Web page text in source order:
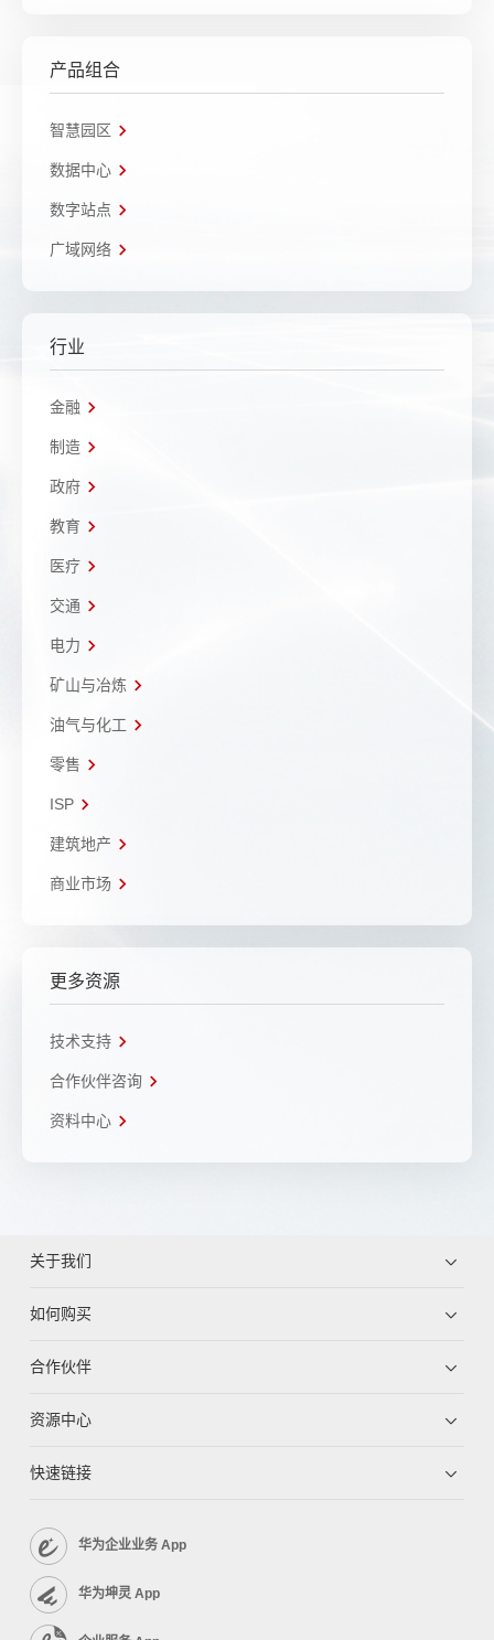
产品组合
智慧园区
数据中心
数字站点
广域网络
行业
金融
制造
政府
教育
医疗
交通
电力
矿山与冶炼
油气与化工
零售
ISP
建筑地产
商业市场
更多资源
技术支持
合作伙伴咨询
资料中心
关于我们
如何购买
合作伙伴
资源中心
快速链接
华为企业业务 App
华为坤灵 App